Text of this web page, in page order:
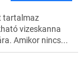
tartalmaz
vizeskanna
Amikor nincs...